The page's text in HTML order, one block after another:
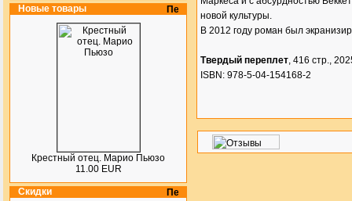
Новые товары
Крестный отец. Марио Пьюзо
11.00 EUR
Скидки
новой культуры.
В 2012 году роман был
Твердый переплет, 416 стр.,
ISBN: 978-5-04-154168-2